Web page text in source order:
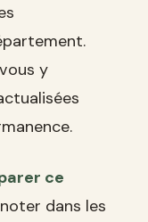
y
ce
dans les